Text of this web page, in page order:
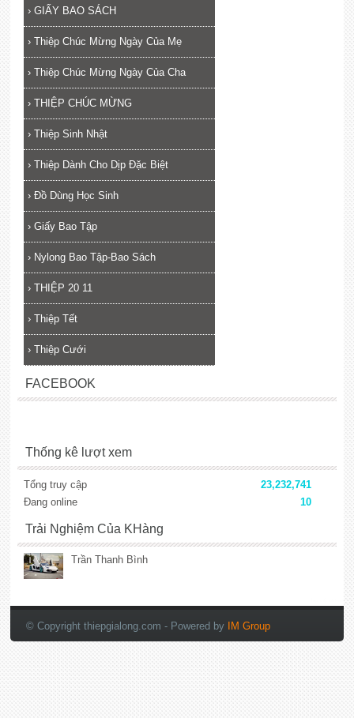
› GIẤY BAO SÁCH
› Thiệp Chúc Mừng Ngày Của Mẹ
› Thiệp Chúc Mừng Ngày Của Cha
› THIỆP CHÚC MỪNG
› Thiệp Sinh Nhật
› Thiệp Dành Cho Dịp Đặc Biệt
› Đồ Dùng Học Sinh
› Giấy Bao Tập
› Nylong Bao Tập-Bao Sách
› THIỆP 20 11
› Thiệp Tết
› Thiệp Cưới
FACEBOOK
Thống kê lượt xem
Tổng truy cập
23,232,741
Đang online
10
Trải Nghiệm Của KHàng
Trần Thanh Bình
© Copyright thiepgialong.com - Powered by IM Group